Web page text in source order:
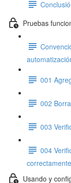
Pruebas
001
002
003
004
correctamente
Usando y